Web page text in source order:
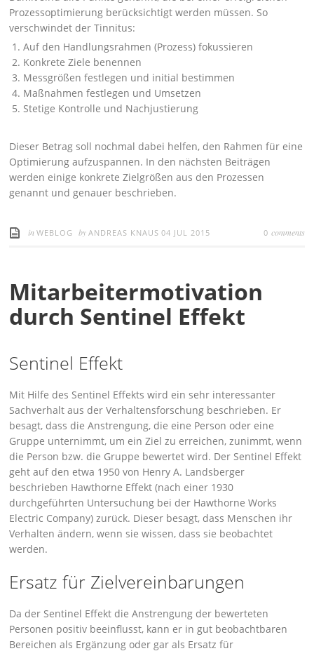
Prozessoptimierung berücksichtigt werden müssen. So
verschwindet der Tinnitus:
Auf den Handlungsrahmen (Prozess) fokussieren
Konkrete Ziele benennen
Messgrößen festlegen und initial bestimmen
Maßnahmen festlegen und Umsetzen
Stetige Kontrolle und Nachjustierung
Dieser Betrag soll nochmal dabei helfen, den Rahmen für eine
Optimierung aufzuspannen. In den nächsten Beiträgen
werden einige konkrete Zielgrößen aus den Prozessen
genannt und genauer beschrieben.
inWEBLOG byANDREAS KNAUS 04 JUL 2015 0 comments
Mitarbeitermotivation
durch Sentinel Effekt
Sentinel Effekt
Mit Hilfe des Sentinel Effekts wird ein sehr interessanter
Sachverhalt aus der Verhaltensforschung beschrieben. Er
besagt, dass die Anstrengung, die eine Person oder eine
Gruppe unternimmt, um ein Ziel zu erreichen, zunimmt, wenn
die Person bzw. die Gruppe bewertet wird. Der Sentinel Effekt
geht auf den etwa 1950 von Henry A. Landsberger
beschrieben Hawthorne Effekt (nach einer 1930
durchgeführten Untersuchung bei der Hawthorne Works
Electric Company) zurück. Dieser besagt, dass Menschen ihr
Verhalten ändern, wenn sie wissen, dass sie beobachtet
werden.
Ersatz für Zielvereinbarungen
Da der Sentinel Effekt die Anstrengung der bewerteten
Personen positiv beeinflusst, kann er in gut beobachtbaren
Bereichen als Ergänzung oder gar als Ersatz für